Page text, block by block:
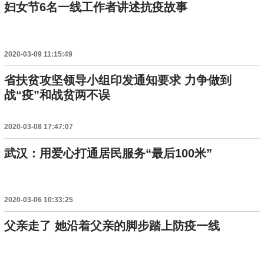
妇女节6名一线工作者讲述抗疫故事
2020-03-09 11:15:49
省扶贫攻坚领导小组印发通知要求 力争做到
战“疫”和战贫两不误
2020-03-08 17:47:07
武汉：用爱心打通居民服务“最后100米”
2020-03-06 10:33:25
父亲走了 她沿着父亲的脚步踏上防疫一线